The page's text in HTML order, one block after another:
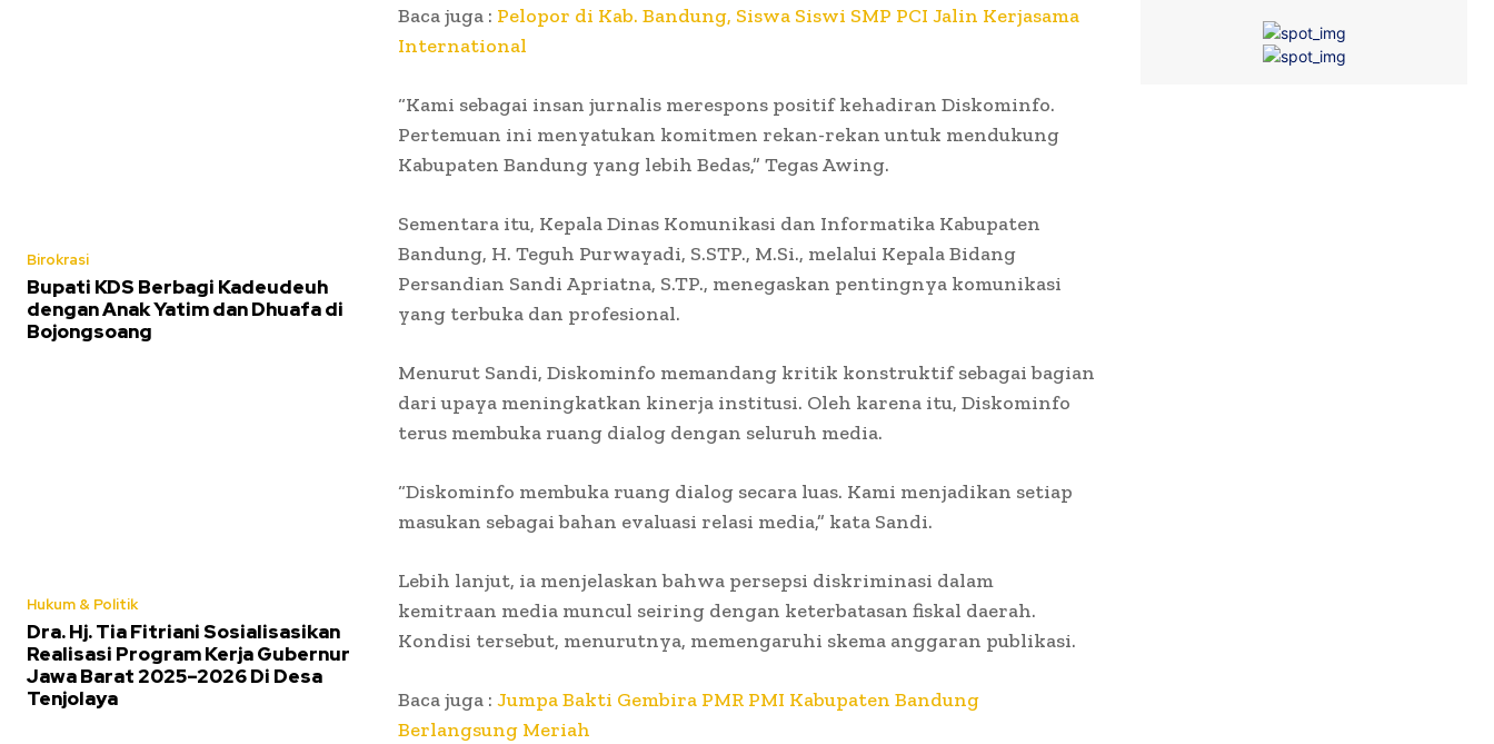
Birokrasi
Bupati KDS Berbagi Kadeudeuh
dengan Anak Yatim dan Dhuafa di
Bojongsoang
Hukum & Politik
Dra. Hj. Tia Fitriani Sosialisasikan
Realisasi Program Kerja Gubernur
Jawa Barat 2025–2026 Di Desa
Tenjolaya
Baca juga : Pelopor di Kab. Bandung, Siswa Siswi SMP PCI Jalin Kerjasama
International
“Kami sebagai insan jurnalis merespons positif kehadiran Diskominfo.
Pertemuan ini menyatukan komitmen rekan-rekan untuk mendukung
Kabupaten Bandung yang lebih Bedas,” Tegas Awing.
Sementara itu, Kepala Dinas Komunikasi dan Informatika Kabupaten
Bandung, H. Teguh Purwayadi, S.STP., M.Si., melalui Kepala Bidang
Persandian Sandi Apriatna, S.TP., menegaskan pentingnya komunikasi
yang terbuka dan profesional.
Menurut Sandi, Diskominfo memandang kritik konstruktif sebagai bagian
dari upaya meningkatkan kinerja institusi. Oleh karena itu, Diskominfo
terus membuka ruang dialog dengan seluruh media.
“Diskominfo membuka ruang dialog secara luas. Kami menjadikan setiap
masukan sebagai bahan evaluasi relasi media,” kata Sandi.
Lebih lanjut, ia menjelaskan bahwa persepsi diskriminasi dalam
kemitraan media muncul seiring dengan keterbatasan fiskal daerah.
Kondisi tersebut, menurutnya, memengaruhi skema anggaran publikasi.
Baca juga : Jumpa Bakti Gembira PMR PMI Kabupaten Bandung
Berlangsung Meriah